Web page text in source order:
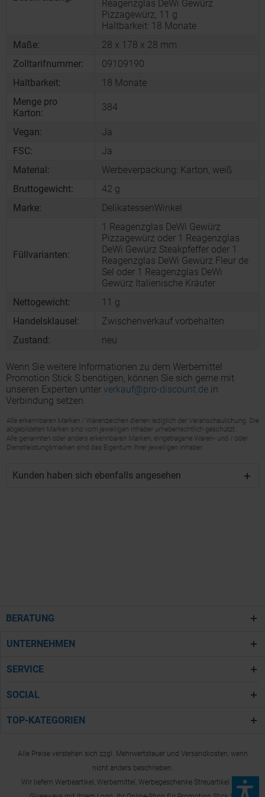
Reagenzglas DeWi Gewürz
Pizzagewürz, 11 g
Haltbarkeit: 18 Monate
Maße:
28 x 178 x 28 mm
Zolltarifnummer:
09109190
Haltbarkeit:
18 Monate
Menge pro
Karton:
384
Vegan:
Ja
FSC:
Ja
Material:
Werbeverpackung: Karton, weiß
Bruttogewicht:
42 g
Marke:
DelikatessenWinkel
Füllvarianten:
1 Reagenzglas DeWi Gewürz
Pizzagewürz oder 1 Reagenzglas
DeWi Gewürz Steakpfeffer oder 1
Reagenzglas DeWi Gewürz Fleur de
Sel oder 1 Reagenzglas DeWi
Gewürz Italienische Kräuter
Nettogewicht:
11 g
Handelsklausel:
Zwischenverkauf vorbehalten
Zustand:
neu
Wenn Sie weitere Informationen zu dem Werbemittel
Promotion Stick S benötigen, können Sie sich gerne mit
unseren Experten unter verkauf@pro-discount.de in
Verbindung setzen.
Kunden haben sich ebenfalls angesehen
BERATUNG
UNTERNEHMEN
SERVICE
SOCIAL
TOP-KATEGORIEN
Alle Preise verstehen sich zzgl. Mehrwertsteuer und Versandkosten, wenn
nicht anders beschrieben.
Wir liefern Werbeartikel, Werbemittel, Werbegeschenke Streuartikel und